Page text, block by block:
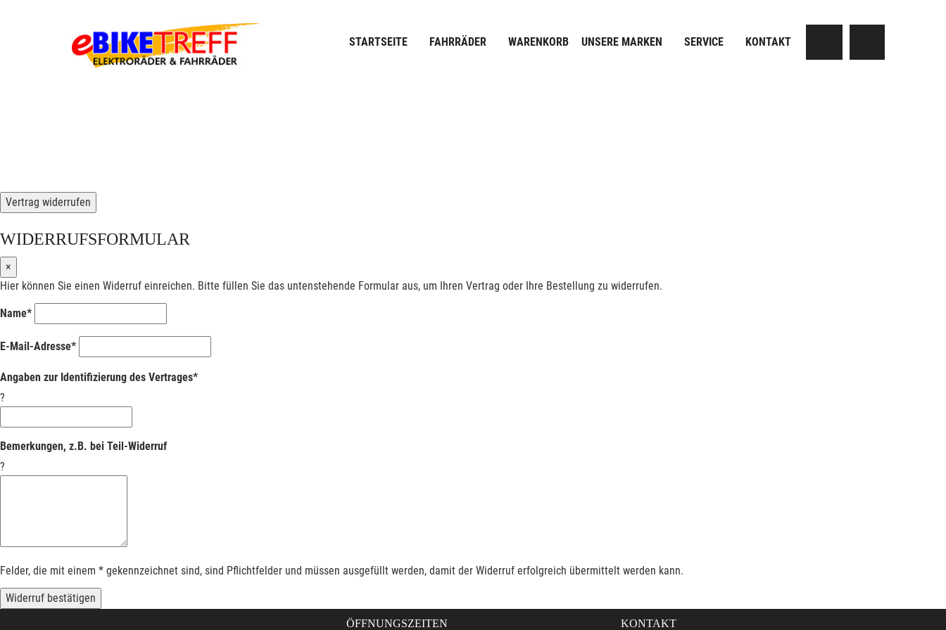
STARTSEITE FAHRRÄDER WARENKORB UNSERE MARKEN SERVICE KONTAKT
Vertrag widerrufen
WIDERRUFSFORMULAR
×
Hier können Sie einen Widerruf einreichen. Bitte füllen Sie das untenstehende Formular aus, um Ihren Vertrag oder Ihre Bestellung zu widerrufen.
Name*
E-Mail-Adresse*
Angaben zur Identifizierung des Vertrages*
?
Bemerkungen, z.B. bei Teil-Widerruf
?
Felder, die mit einem * gekennzeichnet sind, sind Pflichtfelder und müssen ausgefüllt werden, damit der Widerruf erfolgreich übermittelt werden kann.
Widerruf bestätigen
ÖFFNUNGSZEITEN KONTAKT